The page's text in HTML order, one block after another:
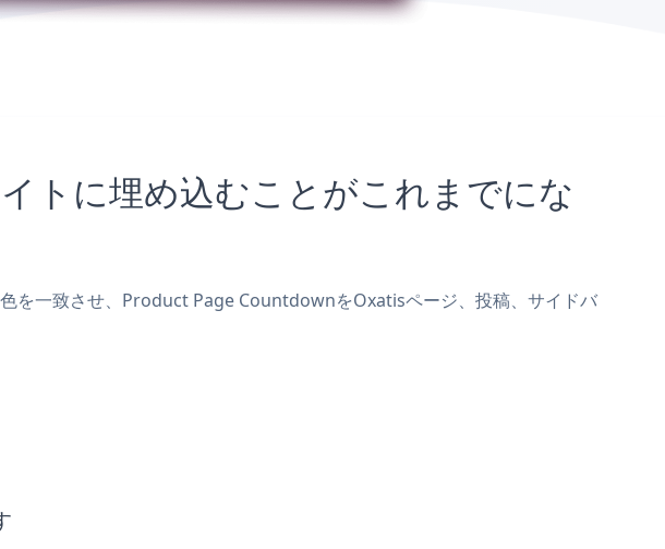
に埋め込むことがこれまでにな
を一致させ、Product Page CountdownをOxatisページ、投稿、サイドバ